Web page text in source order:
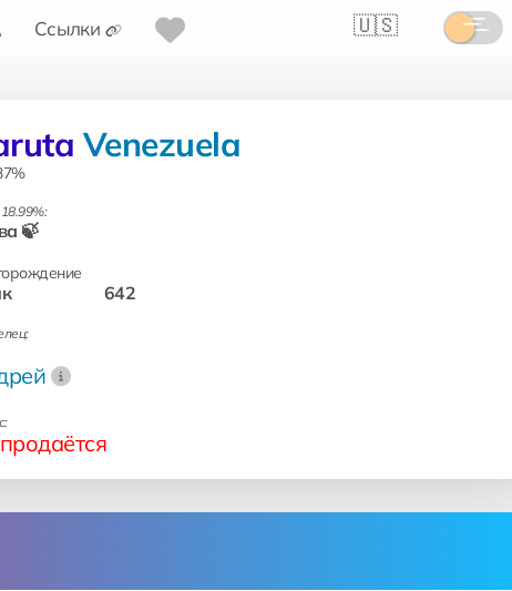
🇺🇸
Ссылки
Venezuela
🍃
642